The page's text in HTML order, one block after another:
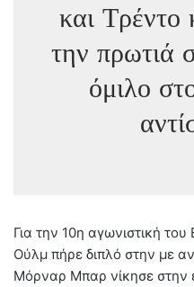
και Τρέντο
την πρωτιά
όμιλο
Για την 10η αγωνιστική
Ούλμ πήρε διπλό στην με
Μόρναρ Μπαρ νίκησε στην